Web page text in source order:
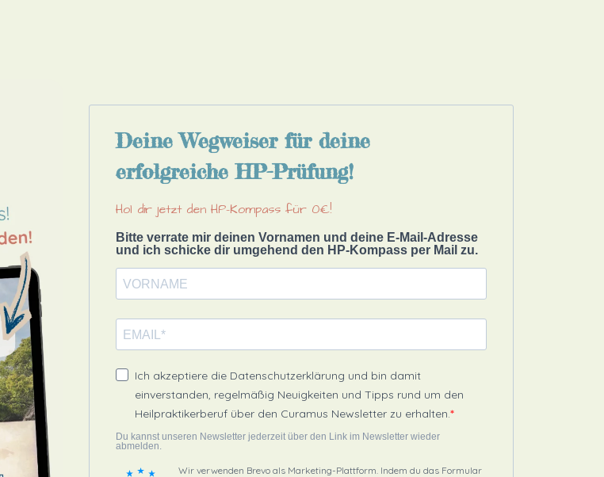
Deine Wegweiser für deine
erfolgreiche HP-Prüfung!
Hol dir jetzt den HP-Kompass für 0€!
Bitte verrate mir deinen Vornamen und deine E-Mail-Adresse
und ich schicke dir umgehend den HP-Kompass per Mail zu.
Ich akzeptiere die Datenschutzerklärung und bin damit
einverstanden, regelmäßig Neuigkeiten und Tipps rund um den
Heilpraktikerberuf über den Curamus Newsletter zu erhalten.
Du kannst unseren Newsletter jederzeit über den Link im Newsletter wieder
abmelden.
Wir verwenden Brevo als Marketing-Plattform. Indem du das Formular